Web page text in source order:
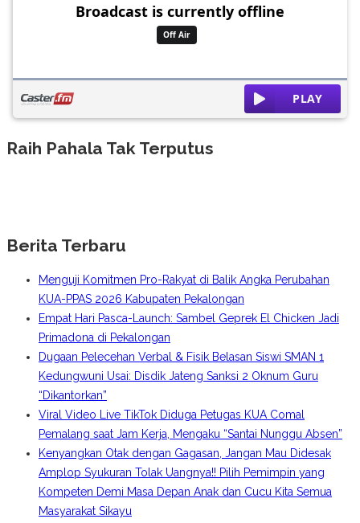
Raih Pahala Tak Terputus
Berita Terbaru
Menguji Komitmen Pro-Rakyat di Balik Angka Perubahan
KUA-PPAS 2026 Kabupaten Pekalongan
Empat Hari Pasca-Launch: Sambel Geprek El Chicken Jadi
Primadona di Pekalongan
Dugaan Pelecehan Verbal & Fisik Belasan Siswi SMAN 1
Kedungwuni Usai: Disdik Jateng Sanksi 2 Oknum Guru
“Dikantorkan”
Viral Video Live TikTok Diduga Petugas KUA Comal
Pemalang saat Jam Kerja, Mengaku “Santai Nunggu Absen”
Kenyangkan Otak dengan Gagasan, Jangan Mau Didesak
Amplop Syukuran Tolak Uangnya!! Pilih Pemimpin yang
Kompeten Demi Masa Depan Anak dan Cucu Kita Semua
Masyarakat Sikayu